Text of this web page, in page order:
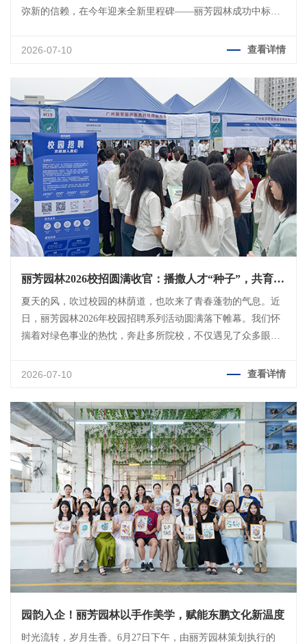
弥新的信赖，在今年迎来全新里程碑——丽芳园林成功中标广
+清洁”全域一体化服务的战略跃迁。这不仅是对丽芳园林服务
2026-07-10 查看详情
丽芳园林2026校招圆满收官：播撒人才“种子”，共育行
业新苗！
夏天的风，吹过校园的林荫道，也吹来了青春蓬勃的气息。近
日，丽芳园林2026年校园招聘系列活动圆满落下帷幕。我们怀
揣着对绿色事业的热忱，奔赴多所院校，不仅遇见了众多眼里
样播撒在了这片充满希望的土壤里。
2026-07-10 查看详情
园韵入企！丽芳园林以手作美学，赋能东鹏文化新温度
时光流转，岁月生香。6月27日下午，由丽芳园林策划执行的